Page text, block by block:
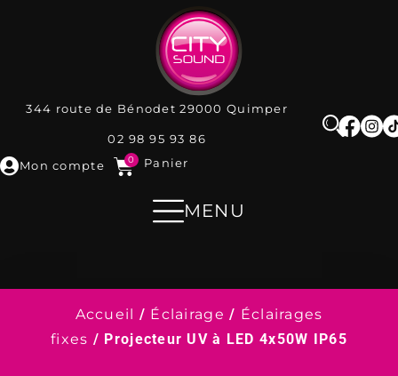
344 route de Bénodet 29000 Quimper
02 98 95 93 86
Mon compte
0 Panier
MENU
Accueil / Éclairage / Éclairages
fixes / Projecteur UV à LED 4x50W IP65